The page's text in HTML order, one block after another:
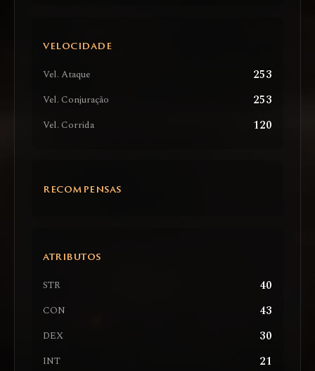
VELOCIDADE
Vel. Ataque 253
Vel. Conjuração 253
Vel. Corrida 120
RECOMPENSAS
ATRIBUTOS
STR 40
CON 43
DEX 30
INT 21